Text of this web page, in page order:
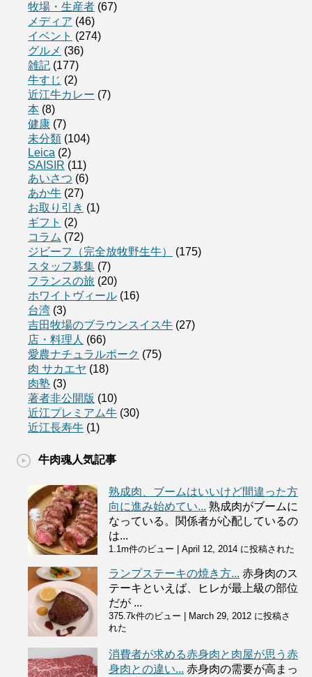
牧場・生産者 (67)
メディア (46)
イベント (274)
グルメ (36)
雑記 (177)
牛すじ (2)
近江牛カレー (7)
本 (8)
健康 (7)
未分類 (104)
Leica (2)
SAISIR (11)
あいさつ (6)
あか牛 (27)
お取り引き (1)
ギフト (2)
コラム (72)
ジビーフ（完全放牧野生牛）
(175)
スタッフ募集 (7)
フランスの旅 (20)
ホワイトヴィール (16)
台湾 (3)
吉田牧場のブラウンスイス牛 (27)
店・料理人 (66)
愛農ナチュラルポーク (75)
肉 サカエヤ (18)
肉塾 (3)
著者非公開版 (10)
近江プレミアム牛 (30)
近江長寿牛 (1)
牛肉魂人気記事
熟成肉、ブームはいいけど間違った方
向に進み始めてい... 熟成肉がブームに
なっている。関係者が心配しているの
は...
1.1m件のビュー April 12, 2014 に投稿された
ランプステーキの焼き方... 赤身肉のス
テーキといえば、ヒレが最上級の部位
だが ...
375.7k件のビュー
March 29, 2012 に投稿さ
れた
消費者が求める赤身肉と肉屋が思う赤
身肉との違い... 赤身肉の需要が高まっ